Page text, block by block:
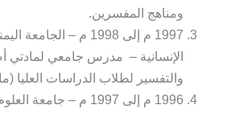
ومناهج المفسرين.
1997 م إلى 1998 م –
الإنسانية – مدرس جامعي لمادتي
والتفسير لطلاب الدراسات العليا
1996 م إلى 1997 م –